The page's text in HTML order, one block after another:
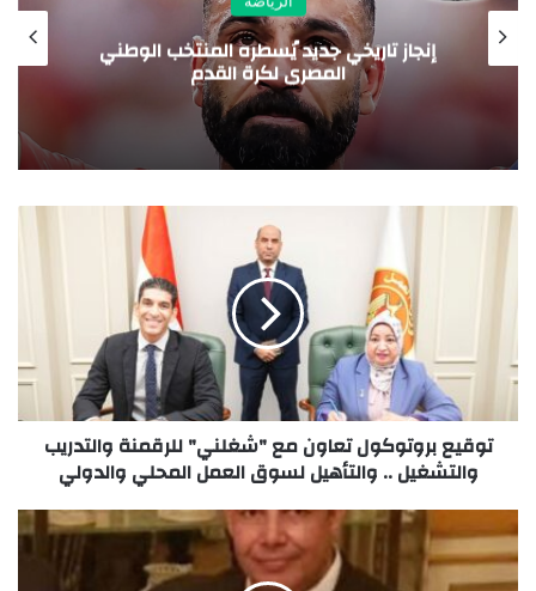
بعد الهجوم على السفارة الأمريكية.. رونالدو
يغادر الرياض ويحلق فوق مصر
توقيع بروتوكول تعاون مع "شغلني" للرقمنة والتدريب
والتشغيل .. والتأهيل لسوق العمل المحلي والدولي